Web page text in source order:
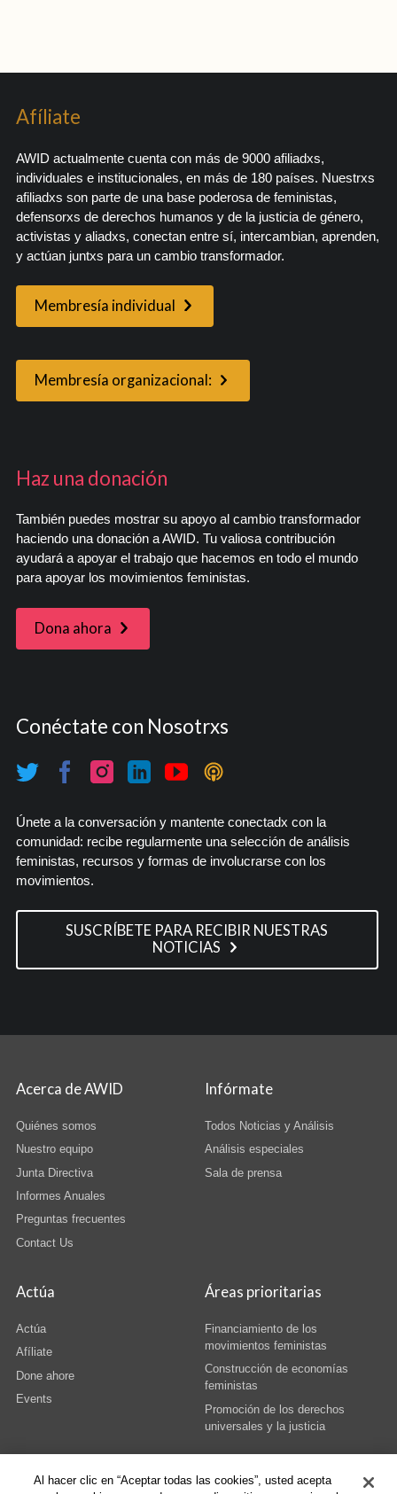
Afíliate
AWID actualmente cuenta con más de 9000 afiliadxs,
individuales e institucionales, en más de 180 países. Nuestrxs
afiliadxs son parte de una base poderosa de feministas,
defensorxs de derechos humanos y de la justicia de género,
activistas y aliadxs, conectan entre sí, intercambian, aprenden,
y actúan juntxs para un cambio transformador.
Membresía individual
Membresía organizacional:
Haz una donación
También puedes mostrar su apoyo al cambio transformador
haciendo una donación a AWID. Tu valiosa contribución
ayudará a apoyar el trabajo que hacemos en todo el mundo
para apoyar los movimientos feministas.
Dona ahora
Conéctate con Nosotrxs
Únete a la conversación y mantente conectadx con la
comunidad: recibe regularmente una selección de análisis
feministas, recursos y formas de involucrarse con los
movimientos.
SUSCRÍBETE PARA RECIBIR NUESTRAS
NOTICIAS
Acerca de AWID
Quiénes somos
Nuestro equipo
Junta Directiva
Informes Anuales
Preguntas frecuentes
Contact Us
Infórmate
Todos Noticias y Análisis
Análisis especiales
Sala de prensa
Actúa
Actúa
Afíliate
Done ahore
Events
Áreas prioritarias
Financiamiento de los
movimientos feministas
Construcción de economías
feministas
Promoción de los derechos
universales y la justicia
Al hacer clic en “Aceptar todas las cookies”, usted acepta